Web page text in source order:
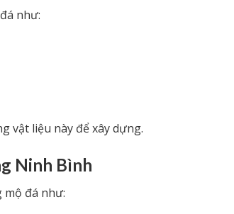
như:
vật liệu này để xây dựng.
Ninh Bình
mộ đá như: